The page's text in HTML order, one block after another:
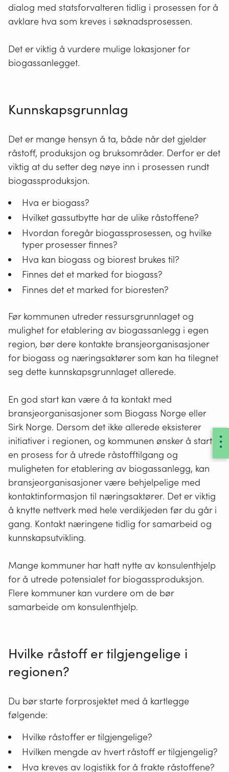
dialog med statsforvalteren tidlig i prosessen for å
avklare hva som kreves i søknadsprosessen.
Det er viktig å vurdere mulige lokasjoner for
biogassanlegget.
Kunnskapsgrunnlag
Det er mange hensyn å ta, både når det gjelder
råstoff, produksjon og bruksområder. Derfor er det
viktig at du setter deg nøye inn i prosessen rundt
biogassproduksjon.
Hva er biogass?
Hvilket gassutbytte har de ulike råstoffene?
Hvordan foregår biogassprosessen, og hvilke
typer prosesser finnes?
Hva kan biogass og biorest brukes til?
Finnes det et marked for biogass?
Finnes det et marked for bioresten?
Før kommunen utreder ressursgrunnlaget og
mulighet for etablering av biogassanlegg i egen
region, bør dere kontakte bransjeorganisasjoner
for biogass og næringsaktører som kan ha tilegnet
seg dette kunnskapsgrunnlaget allerede.
En god start kan være å ta kontakt med
bransjeorganisasjoner som Biogass Norge eller
Sirk Norge. Dersom det ikke allerede eksisterer
initiativer i regionen, og kommunen ønsker å starte
en prosess for å utrede råstofftilgang og
muligheten for etablering av biogassanlegg, kan
bransjeorganisasjoner være behjelpelige med
kontaktinformasjon til næringsaktører. Det er viktig
å knytte nettverk med hele verdikjeden før du går i
gang. Kontakt næringene tidlig for samarbeid og
kunnskapsutvikling.
Mange kommuner har hatt nytte av konsulenthjelp
for å utrede potensialet for biogassproduksjon.
Flere kommuner kan vurdere om de bør
samarbeide om konsulenthjelp.
Hvilke råstoff er tilgjengelige i
regionen?
Du bør starte forprosjektet med å kartlegge
følgende:
Hvilke råstoffer er tilgjengelige?
Hvilken mengde av hvert råstoff er tilgjengelig?
Hva kreves av logistikk for å frakte råstoffene?